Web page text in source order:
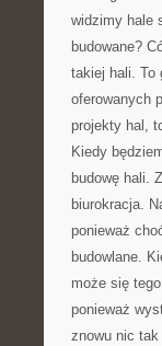
widzimy hale
budowane?
takiej hali. To
oferowanych
projekty hal,
Kiedy
budowę hali.
biurokracja.
ponieważ
budowlane.
może się
ponieważ
znowu nic